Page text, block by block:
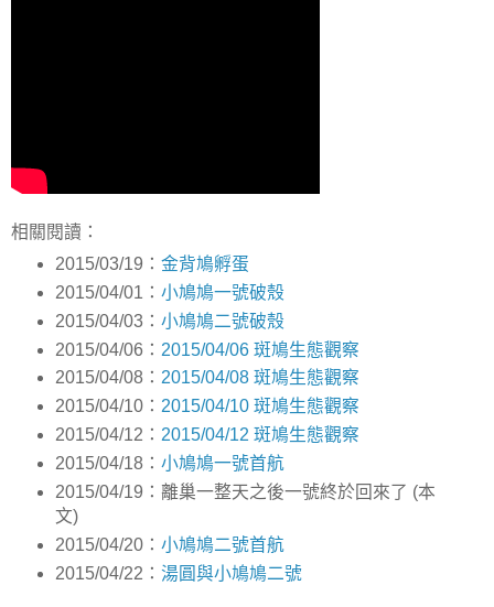
相關閱讀：
2015/03/19： 金背鳩孵蛋
2015/04/01： 小鳩鳩一號破殼
2015/04/03： 小鳩鳩二號破殼
2015/04/06： 2015/04/06 斑鳩生態觀察
2015/04/08： 2015/04/08 斑鳩生態觀察
2015/04/10： 2015/04/10 斑鳩生態觀察
2015/04/12： 2015/04/12 斑鳩生態觀察
2015/04/18： 小鳩鳩一號首航
2015/04/19：離巢一整天之後一號終於回來了 (本
文)
2015/04/20： 小鳩鳩二號首航
2015/04/22： 湯圓與小鳩鳩二號